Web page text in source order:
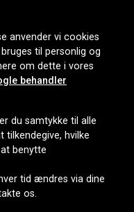
Nordic AB
anvender vi cookies
til personlig og
om dette i vores
behandler
du samtykke til alle
tilkendegive, hvilke
benytte
tid ændres via dine
os.